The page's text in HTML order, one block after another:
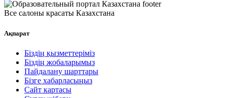
Все салоны красаты Казахстана
Ақпарат
Біздің қызметтеріміз
Біздің жобаларымыз
Пайдалану шарттары
Бізге хабарласыңыз
Сайт картасы